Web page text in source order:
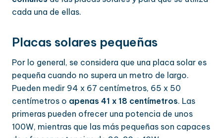
cada una de ellas.
Placas solares pequeñas
Por lo general, se considera que una placa solar es
pequeña cuando no supera un metro de largo.
Pueden medir 94 x 67 centímetros, 65 x 50
centímetros o apenas 41 x 18 centímetros. Las
primeras pueden ofrecer una potencia de unos
100W, mientras que las más pequeñas son capaces